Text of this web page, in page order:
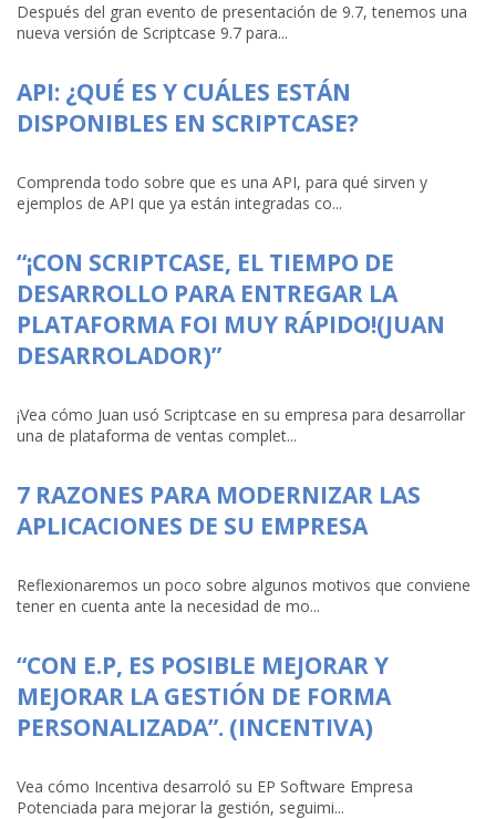
Después del gran evento de presentación de 9.7, tenemos una
nueva versión de Scriptcase 9.7 para...
API: ¿QUÉ ES Y CUÁLES ESTÁN
DISPONIBLES EN SCRIPTCASE?
Comprenda todo sobre que es una API, para qué sirven y
ejemplos de API que ya están integradas co...
“¡CON SCRIPTCASE, EL TIEMPO DE
DESARROLLO PARA ENTREGAR LA
PLATAFORMA FOI MUY RÁPIDO!(JUAN
DESARROLADOR)”
¡Vea cómo Juan usó Scriptcase en su empresa para desarrollar
una de plataforma de ventas complet...
7 RAZONES PARA MODERNIZAR LAS
APLICACIONES DE SU EMPRESA
Reflexionaremos un poco sobre algunos motivos que conviene
tener en cuenta ante la necesidad de mo...
“CON E.P, ES POSIBLE MEJORAR Y
MEJORAR LA GESTIÓN DE FORMA
PERSONALIZADA”. (INCENTIVA)
Vea cómo Incentiva desarroló su EP Software Empresa
Potenciada para mejorar la gestión, seguimi...